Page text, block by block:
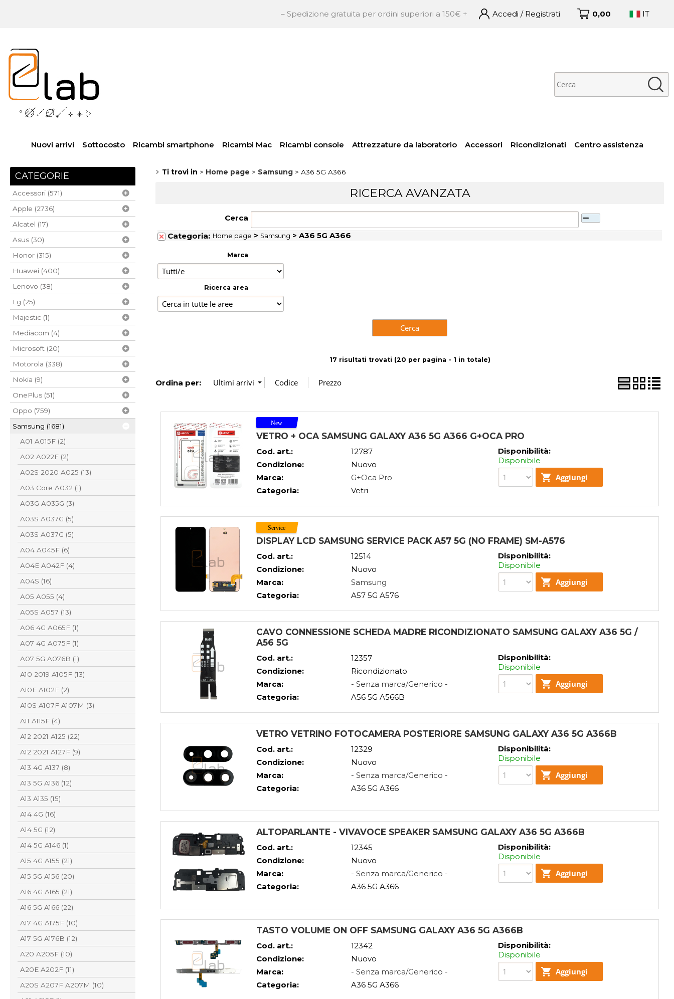
– Spedizione gratuita per ordini superiori a 150€ + IVA – – Ordini ricevuti entro le 16:00 spediti in giornata con
Accedi / Registrati
pulsante "Registrati"
0,00 IT
Nuovi arrivi Sottocosto Ricambi smartphone Ricambi Mac Ricambi console Attrezzature da laboratorio Accessori Ricondizionati Centro assistenza
CATEGORIE
Accessori (571)
Apple (2736)
Alcatel (17)
Asus (30)
Honor (315)
Huawei (400)
Lenovo (38)
Lg (25)
Majestic (1)
Mediacom (4)
Microsoft (20)
Motorola (338)
Nokia (9)
OnePlus (51)
Oppo (759)
Samsung (1681)
A01 A015F (2)
A02 A022F (2)
A02S 2020 A025 (13)
A03 Core A032 (1)
A03G A035G (3)
A03S A037G (5)
A03S A037G (5)
A04 A045F (6)
A04E A042F (4)
A04S (16)
A05 A055 (4)
A05S A057 (13)
A06 4G A065F (1)
A07 4G A075F (1)
A07 5G A076B (1)
A10 2019 A105F (13)
A10E A102F (2)
A10S A107F A107M (3)
A11 A115F (4)
A12 2021 A125 (22)
A12 2021 A127F (9)
A13 4G A137 (8)
A13 5G A136 (12)
A13 A135 (15)
A14 4G (16)
A14 5G (12)
A14 5G A146 (1)
A15 4G A155 (21)
A15 5G A156 (20)
A16 4G A165 (21)
A16 5G A166 (22)
A17 4G A175F (10)
A17 5G A176B (12)
A20 A205F (10)
A20E A202F (11)
A20S A207F A207M (10)
Ti trovi in Home page Samsung A36 5G A366
RICERCA AVANZATA
Cerca
Categoria: Home page > Samsung > A36 5G A366
Marca
Ricerca area
17 risultati trovati (20 per pagina - 1 in totale)
Ordina per:
VETRO + OCA SAMSUNG GALAXY A36 5G A366 G+OCA PRO
Cod. art.:
12787
Condizione:
Nuovo
Marca:
G+Oca Pro
Categoria:
Vetri
Disponibilità:
Disponibile
DISPLAY LCD SAMSUNG SERVICE PACK A57 5G (NO FRAME) SM-A576
Cod. art.:
12514
Condizione:
Nuovo
Marca:
Samsung
Categoria:
A57 5G A576
Disponibilità:
Disponibile
CAVO CONNESSIONE SCHEDA MADRE RICONDIZIONATO SAMSUNG GALAXY A36 5G /
A56 5G
Cod. art.:
12357
Condizione:
Ricondizionato
Marca:
- Senza marca/Generico -
Categoria:
A56 5G A566B
Disponibilità:
Disponibile
VETRO VETRINO FOTOCAMERA POSTERIORE SAMSUNG GALAXY A36 5G A366B
Cod. art.:
12329
Condizione:
Nuovo
Marca:
- Senza marca/Generico -
Categoria:
A36 5G A366
Disponibilità:
Disponibile
ALTOPARLANTE - VIVAVOCE SPEAKER SAMSUNG GALAXY A36 5G A366B
Cod. art.:
12345
Condizione:
Nuovo
Marca:
- Senza marca/Generico -
Categoria:
A36 5G A366
Disponibilità:
Disponibile
TASTO VOLUME ON OFF SAMSUNG GALAXY A36 5G A366B
Cod. art.:
12342
Condizione:
Nuovo
Marca:
- Senza marca/Generico -
Categoria:
A36 5G A366
Disponibilità:
Disponibile